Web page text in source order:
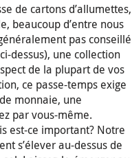
de cartons d’allumettes,
beaucoup d’entre nous
pas conseillé
dessus), une collection
de la plupart de vos
ce passe-temps exige
monnaie, une
par vous-même.
est-ce important? Notre
s’élever au-dessus de